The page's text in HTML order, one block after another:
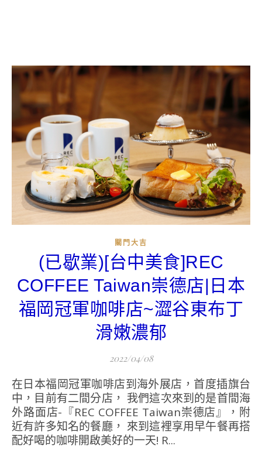
關門大吉
(已歇業)[台中美食]REC
COFFEE Taiwan崇德店|日本
福岡冠軍咖啡店~澀谷東布丁
滑嫩濃郁
2022/04/08
在日本福岡冠軍咖啡店到海外展店，首度插旗台
中，目前有二間分店， 我們這次來到的是首間海
外路面店-『REC COFFEE Taiwan崇德店』，附
近有許多知名的餐廳， 來到這裡享用早午餐再搭
配好喝的咖啡開啟美好的一天! R...